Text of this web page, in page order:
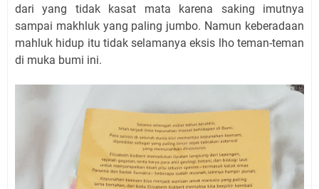
dari yang tidak kasat mata karena saking imutnya
sampai makhluk yang paling jumbo. Namun keberadaan
mahluk hidup itu tidak selamanya eksis lho teman-teman
di muka bumi ini.